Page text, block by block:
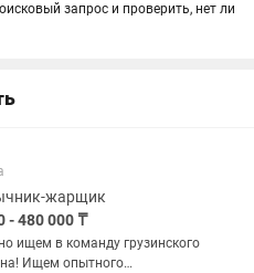
запрос и проверить, нет ли
жарщик
- 480 000 ₸
ищем в команду грузинского